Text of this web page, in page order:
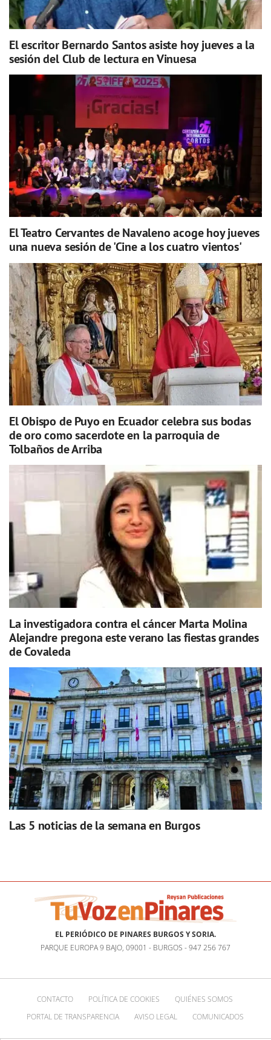
El escritor Bernardo Santos asiste hoy jueves a la
sesión del Club de lectura en Vinuesa
El Teatro Cervantes de Navaleno acoge hoy jueves
una nueva sesión de 'Cine a los cuatro vientos'
El Obispo de Puyo en Ecuador celebra sus bodas
de oro como sacerdote en la parroquia de
Tolbaños de Arriba
La investigadora contra el cáncer Marta Molina
Alejandre pregona este verano las fiestas grandes
de Covaleda
Las 5 noticias de la semana en Burgos
EL PERIÓDICO DE PINARES BURGOS Y SORIA.
PARQUE EUROPA 9 BAJO, 09001 - BURGOS - 947 256 767
CONTACTO POLÍTICA DE COOKIES
QUIÉNES SOMOS
PORTAL DE TRANSPARENCIA
AVISO LEGAL COMUNICADOS